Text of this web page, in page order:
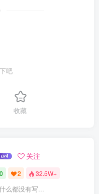
吧
收藏
关注
0 2 32.5W+
么都没有写...